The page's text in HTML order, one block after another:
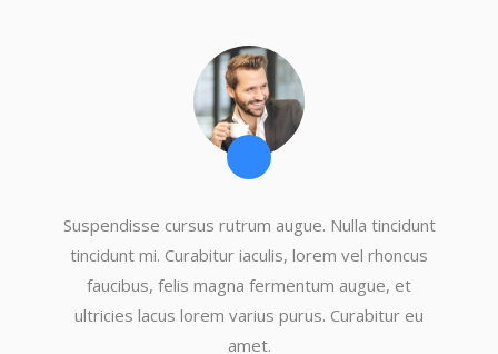
Suspendisse cursus rutrum augue. Nulla tincidunt
tincidunt mi. Curabitur iaculis, lorem vel rhoncus
faucibus, felis magna fermentum augue, et
ultricies lacus lorem varius purus. Curabitur eu
amet.